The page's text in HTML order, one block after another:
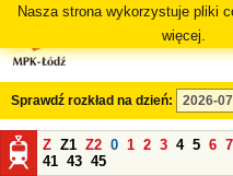
Nasza strona wykorzystuje pliki
więcej.
Sprawdź rozkład na dzień:
Z Z1 Z2 0 1 2 3 4 5 6 7
41 43 45